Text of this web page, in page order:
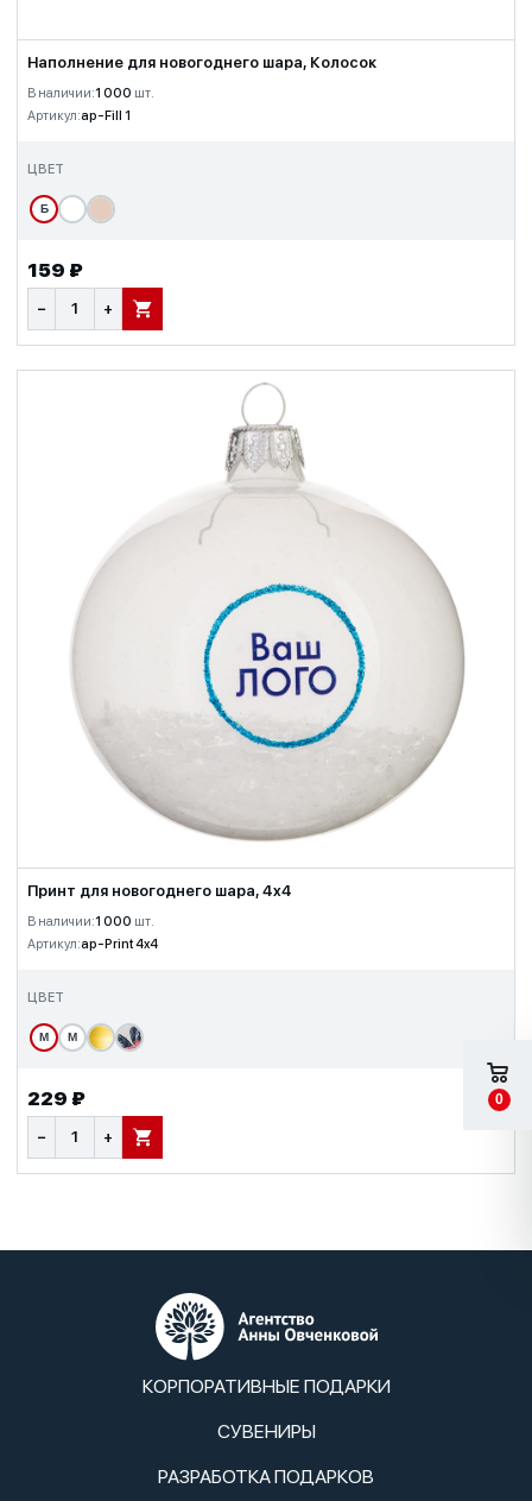
Наполнение для новогоднего шара, Колосок
В наличии:1 000 шт.
Артикул:ap-Fill 1
ЦВЕТ
Б
159 ₽
− + В КОРЗИНУ
Принт для новогоднего шара, 4x4
В наличии:1 000 шт.
Артикул:ap-Print 4x4
ЦВЕТ
М М
229 ₽
− + В КОРЗИНУ
КОРПОРАТИВНЫЕ ПОДАРКИ
СУВЕНИРЫ
РАЗРАБОТКА ПОДАРКОВ
0